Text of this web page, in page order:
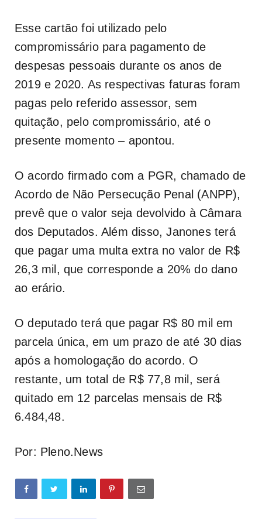
Esse cartão foi utilizado pelo
compromissário para pagamento de
despesas pessoais durante os anos de
2019 e 2020. As respectivas faturas foram
pagas pelo referido assessor, sem
quitação, pelo compromissário, até o
presente momento – apontou.
O acordo firmado com a PGR, chamado de
Acordo de Não Persecução Penal (ANPP),
prevê que o valor seja devolvido à Câmara
dos Deputados. Além disso, Janones terá
que pagar uma multa extra no valor de R$
26,3 mil, que corresponde a 20% do dano
ao erário.
O deputado terá que pagar R$ 80 mil em
parcela única, em um prazo de até 30 dias
após a homologação do acordo. O
restante, um total de R$ 77,8 mil, será
quitado em 12 parcelas mensais de R$
6.484,48.
Por: Pleno.News